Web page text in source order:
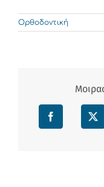
Ορθοδοντική
Facebook X